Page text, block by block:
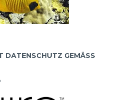
DATENSCHUTZ GEMÄSS D